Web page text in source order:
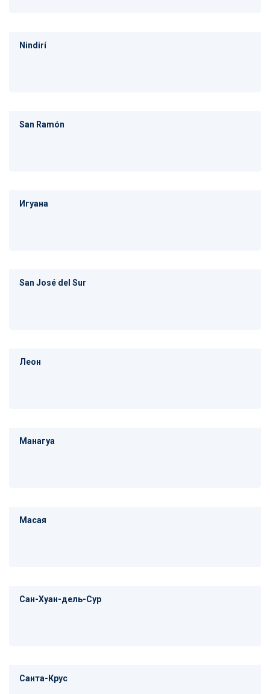
Nindirí
San Ramón
Игуана
San José del Sur
Леон
Манагуа
Масая
Сан-Хуан-дель-Сур
Санта-Крус